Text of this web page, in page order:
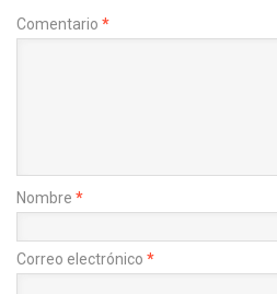
Comentario *
Nombre *
Correo electrónico *